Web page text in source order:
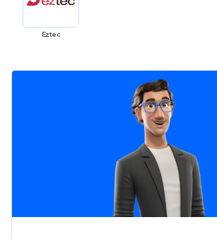
Eztec